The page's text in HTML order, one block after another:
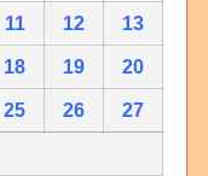
11 12 13
18 19 20
25 26 27